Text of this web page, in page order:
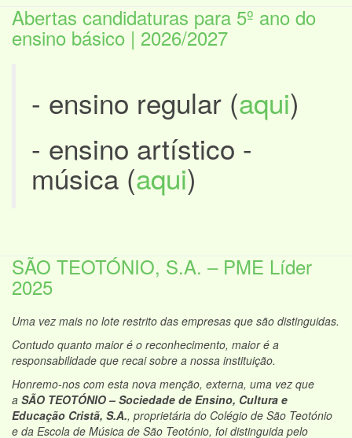
Abertas candidaturas para 5º ano do
ensino básico | 2026/2027
- ensino regular (aqui)
- ensino artístico -
música (aqui)
SÃO TEOTÓNIO, S.A. – PME Líder
2025
Uma vez mais no lote restrito das empresas que são distinguidas.
Contudo quanto maior é o reconhecimento, maior é a
responsabilidade que recai sobre a nossa instituição.
Honremo-nos com esta nova menção, externa, uma vez que
a SÃO TEOTÓNIO – Sociedade de Ensino, Cultura e
Educação Cristã, S.A., proprietária do Colégio de São Teotónio
e da Escola de Música de São Teotónio, foi distinguida pelo